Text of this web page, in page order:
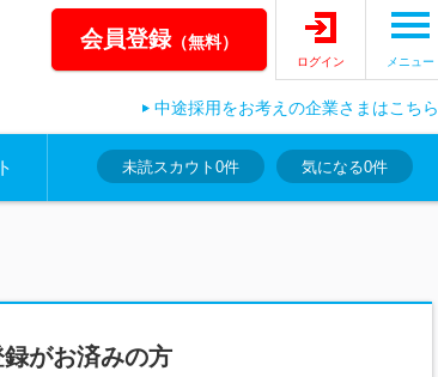
会員登録（無料）
ログイン メニュー
中途採用をお考えの企業さまはこちら
未読スカウト 0件 気になる0件
がお済みの方